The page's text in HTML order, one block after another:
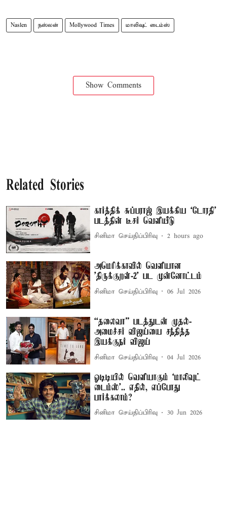
Naslen நஸ்லன் Mollywood Times மாலிவுட் டைம்ஸ்
Show Comments
Related Stories
கார்த்திக் சுப்பராஜ் இயக்கிய `டோரதி'
படத்தின் டீசர் வெளியீடு
சினிமா செய்திப்பிரிவு 2 hours ago
அமெரிக்காவில் வெளியான
'திருக்குறள்-2' பட முன்னோட்டம்
சினிமா செய்திப்பிரிவு 06 Jul 2026
“தலைவா” படத்துடன் முதல்-
அமைச்சர் விஜய்யை சந்தித்த
இயக்குநர் விஜய்
சினிமா செய்திப்பிரிவு 04 Jul 2026
ஓடிடியில் வெளியாகும் ‘மாலிவுட்
டைம்ஸ்’.. எதில், எப்போது
பார்க்கலாம்?
சினிமா செய்திப்பிரிவு 30 Jun 2026